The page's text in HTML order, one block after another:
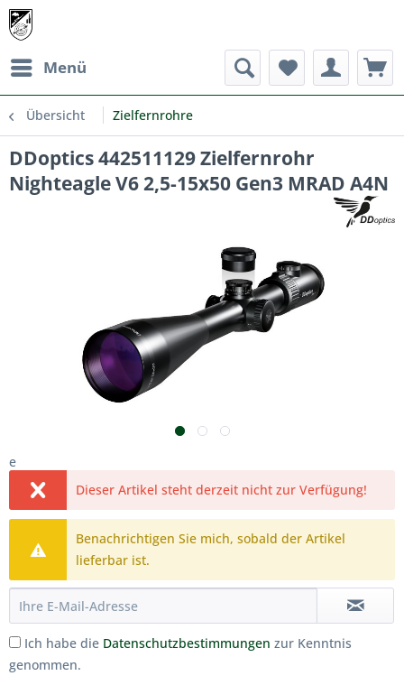
Menü
Übersicht Zielfernrohre
DDoptics 442511129 Zielfernrohr
Nighteagle V6 2,5-15x50 Gen3 MRAD A4N
e
Dieser Artikel steht derzeit nicht zur Verfügung!
Benachrichtigen Sie mich, sobald der Artikel
lieferbar ist.
Ich habe die Datenschutzbestimmungen zur Kenntnis
genommen.